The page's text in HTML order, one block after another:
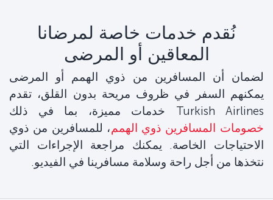
نُقدم خدمات خاصة لمرضانا
المعاقين أو المرضى
لضمان أن المسافرين من ذوي الهمم أو المرضى
يمكنهم السفر في ظروف مريحة بدون القلق، تقدم
Turkish Airlines خدمات مميزة، بما في ذلك
خصومات المسافرين ذوي الهمم، للمسافرين من ذوي
الاحتياجات الخاصة. يمكنك مراجعة الإجراءات التي
نتخذها من أجل راحة وسلامة مسافرينا في الفيديو.